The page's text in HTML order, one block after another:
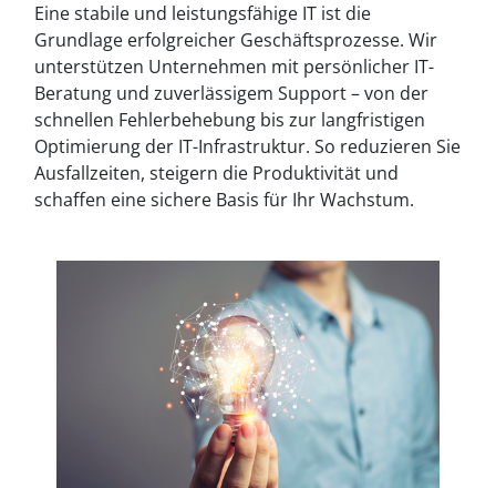
Eine stabile und leistungsfähige IT ist die
Grundlage erfolgreicher Geschäftsprozesse. Wir
unterstützen Unternehmen mit persönlicher IT-
Beratung und zuverlässigem Support – von der
schnellen Fehlerbehebung bis zur langfristigen
Optimierung der IT-Infrastruktur. So reduzieren Sie
Ausfallzeiten, steigern die Produktivität und
schaffen eine sichere Basis für Ihr Wachstum.